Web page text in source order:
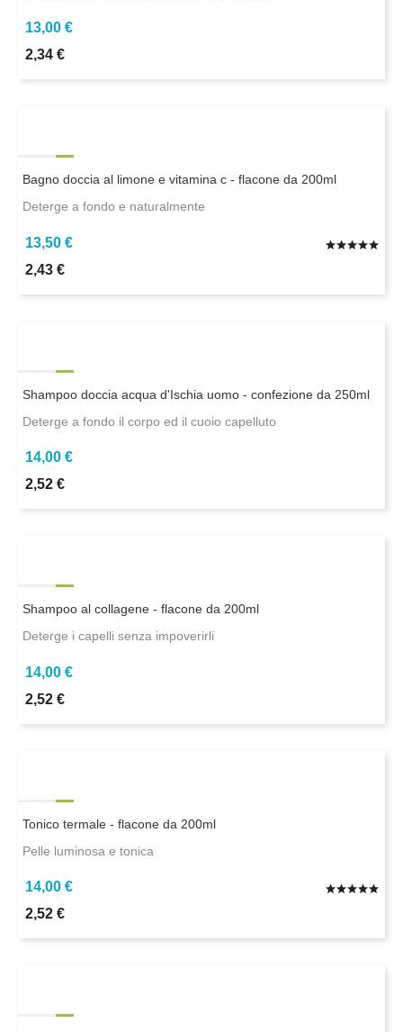
13,00 €
2,34 €
Bagno doccia al limone e vitamina c - flacone da 200ml
Deterge a fondo e naturalmente
13,50 €
2,43 €
Shampoo doccia acqua d'Ischia uomo - confezione da 250ml
Deterge a fondo il corpo ed il cuoio capelluto
14,00 €
2,52 €
Shampoo al collagene - flacone da 200ml
Deterge i capelli senza impoverirli
14,00 €
2,52 €
Tonico termale - flacone da 200ml
Pelle luminosa e tonica
14,00 €
2,52 €